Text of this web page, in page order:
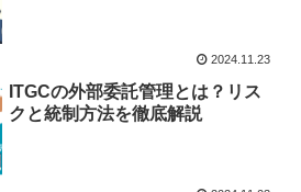
2024.11.23
ITGCの外部委託管理とは？リス
クと統制方法を徹底解説